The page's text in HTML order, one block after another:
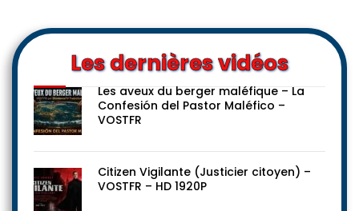
Les dernières vidéos
Les aveux du berger maléfique – La
Confesión del Pastor Maléfico –
VOSTFR
Citizen Vigilante (Justicier citoyen) –
VOSTFR – HD 1920P